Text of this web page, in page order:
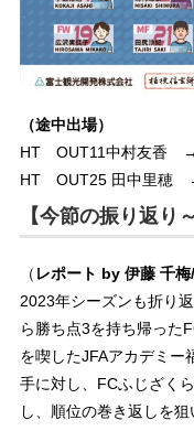
（途中出場）
HT OUT11中村友香
HT OUT25 田中里穂
【今節の振り返り
（ レポート by 伊藤 千
2023年シーズンも折り
ら勝ち点3を持ち帰った
を喫したJFAアカデミー
手に対し、FCふじざく
し、順位の巻き返しを狙